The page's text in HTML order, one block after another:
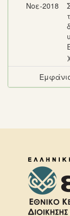
Νοε-2018